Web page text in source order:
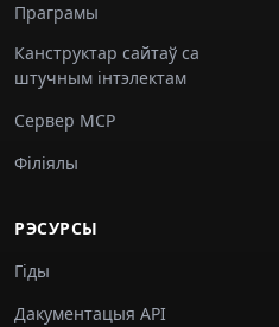
Праграмы
Канструктар сайтаў са
штучным інтэлектам
Сервер MCP
Філіялы
РЭСУРСЫ
Гіды
Дакументацыя API